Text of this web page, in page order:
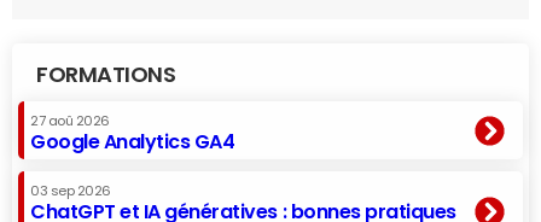
FORMATIONS
27 aoû 2026
Google Analytics GA4
03 sep 2026
ChatGPT et IA génératives : bonnes pratiques